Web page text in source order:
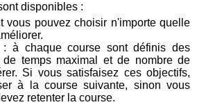
disponibles :
vous pouvez choisir n'importe quelle
: à chaque course sont définis des
temps maximal et de nombre de
Si vous satisfaisez ces objectifs,
à la course suivante, sinon vous
retenter la course.